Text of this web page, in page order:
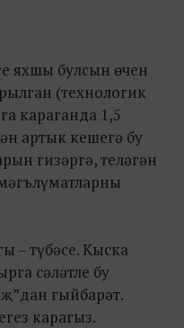
яхшы булсын өчен
(технологик
караганда 1,5
артык кешегә бу
гизәргә, теләгән
– түбәсе. Кыска
сәләтле бу
гыйбарәт.
карагыз.